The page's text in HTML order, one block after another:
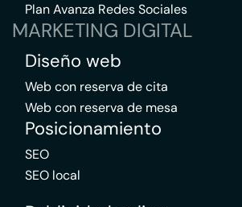
Plan Avanza Redes Sociales
MARKETING DIGITAL
Diseño web
Web con reserva de cita
Web con reserva de mesa
Posicionamiento
SEO
SEO local